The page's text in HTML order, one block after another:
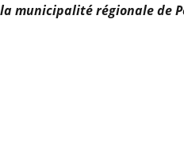
la municipalité régionale de